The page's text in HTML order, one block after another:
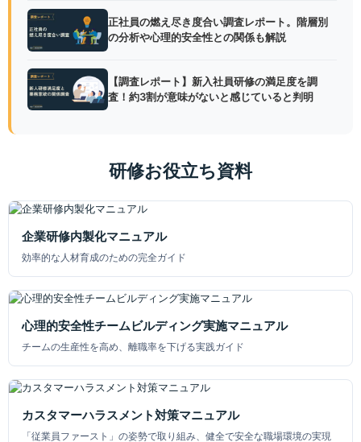
正社員の燃え尽き度合い調査レポート。階層別
の分析や心理的安全性との関係も解説
【調査レポート】新入社員研修の満足度を調
査！約3割が意味がないと感じていると判明
研修お役立ち資料
企業研修内製化マニュアル
効率的な人材育成のための完全ガイド
心理的安全性チームビルディング実施マニュアル
チームの生産性を高め、離職率を下げる実践ガイド
カスタマーハラスメント対策マニュアル
「従業員ファースト」の姿勢で取り組み、健全で安全な職場環境の実現